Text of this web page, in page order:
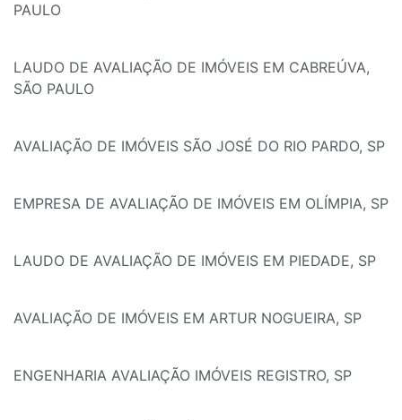
PAULO
LAUDO DE AVALIAÇÃO DE IMÓVEIS EM CABREÚVA,
SÃO PAULO
AVALIAÇÃO DE IMÓVEIS SÃO JOSÉ DO RIO PARDO, SP
EMPRESA DE AVALIAÇÃO DE IMÓVEIS EM OLÍMPIA, SP
LAUDO DE AVALIAÇÃO DE IMÓVEIS EM PIEDADE, SP
AVALIAÇÃO DE IMÓVEIS EM ARTUR NOGUEIRA, SP
ENGENHARIA AVALIAÇÃO IMÓVEIS REGISTRO, SP